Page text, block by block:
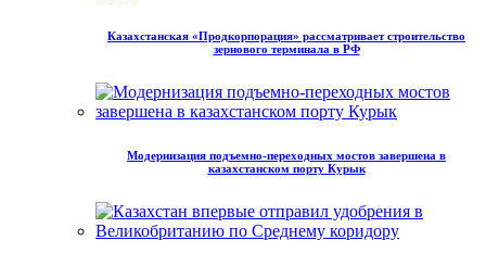
Казахстанская «Продкорпорация» рассматривает строительство
зернового терминала в РФ
Модернизация подъемно-переходных мостов завершена в
казахстанском порту Курык